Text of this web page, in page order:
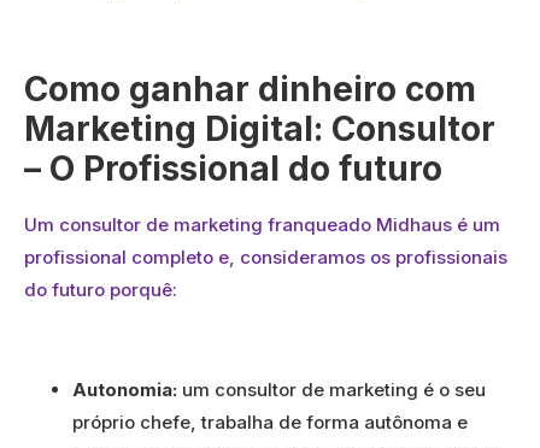
Como ganhar dinheiro com
Marketing Digital: Consultor
– O Profissional do futuro
Um consultor de marketing franqueado Midhaus é um
profissional completo e, consideramos os profissionais
do futuro porquê:
Autonomia: um consultor de marketing é o seu
próprio chefe, trabalha de forma autônoma e